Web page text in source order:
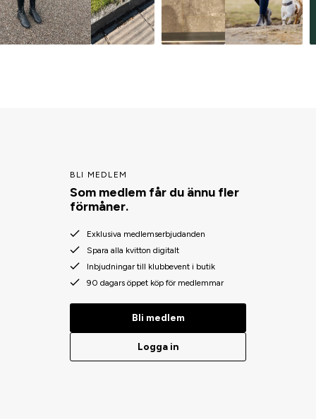
BLI MEDLEM
Som medlem får du ännu fler
förmåner.
Exklusiva medlemserbjudanden
Spara alla kvitton digitalt
Inbjudningar till klubbevent i butik
90 dagars öppet köp för medlemmar
Bli medlem
Logga in